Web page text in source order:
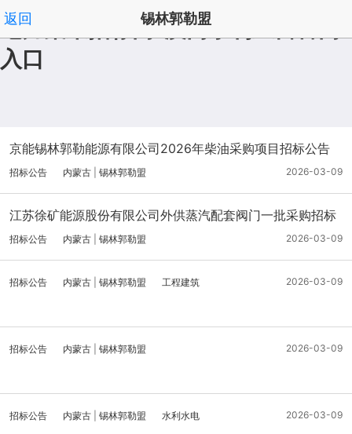
电力集采招标网-澳门永利皇宫官网
入口
返回 锡林郭勒盟
按分类浏览
京能锡林郭勒能源有限公司2026年柴油采购项目招标公告
2026-03-09
招标公告 内蒙古 锡林郭勒盟
江苏徐矿能源股份有限公司外供蒸汽配套阀门一批采购招标
公告
2026-03-09
招标公告 内蒙古 锡林郭勒盟
2026-03-09
招标公告 内蒙古 锡林郭勒盟 工程建筑
2026-03-09
招标公告 内蒙古 锡林郭勒盟
2026-03-09
招标公告 内蒙古 锡林郭勒盟 水利水电